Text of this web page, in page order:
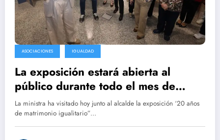
ASOCIACIONES IGUALDAD
La exposición estará abierta al
público durante todo el mes de
mayo y cuenta con diferentes
paneles informativos y elementos
visuales que muestran la lucha por la
La ministra ha visitado hoy junto al alcalde la exposición ‘20 años
de matrimonio igualitario”…